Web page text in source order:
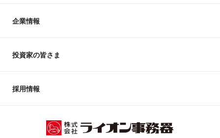
企業情報
投資家の皆さま
採用情報